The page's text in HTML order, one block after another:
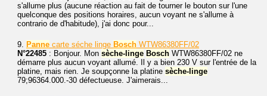
s'allume plus (aucune réaction au fait de tourner le bouton sur l'une
quelconque des positions horaires, aucun voyant ne s'allume à
contrario de d'habitude), j'ai donc pour...
9. Panne carte séche linge Bosch WTW86380FF/02
N°22485 : Bonjour. Mon sèche-linge Bosch WTW86380FF/02 ne
démarre plus aucun voyant allumé. Il y a bien 230 V sur l'entrée de la
platine, mais rien. Je soupçonne la platine sèche-linge
79;96364.000.-30 défectueuse. J'aimerais...